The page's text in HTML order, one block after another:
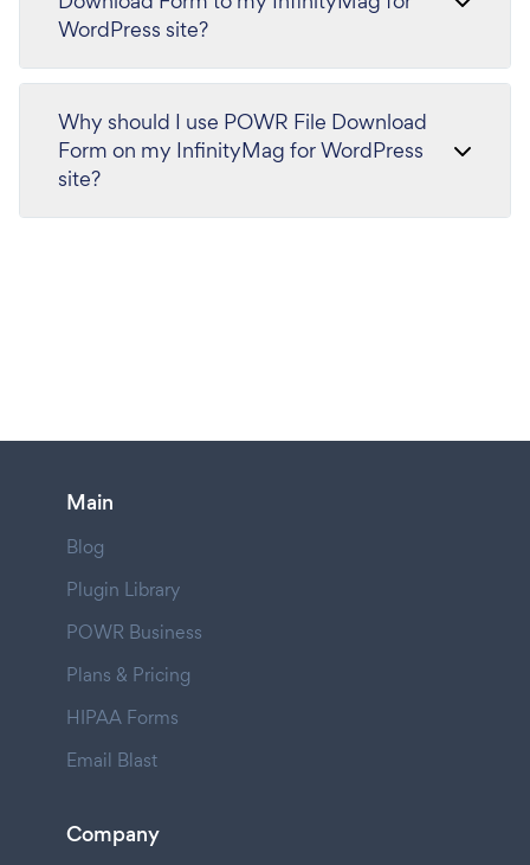
WordPress site?
Why should I use POWR File Download
Form on my InfinityMag for WordPress
site?
Main
Blog
Plugin Library
POWR Business
Plans & Pricing
HIPAA Forms
Email Blast
Company